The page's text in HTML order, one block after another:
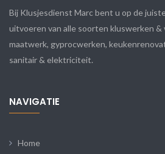
Bij Klusjesdienst Marc bent u op de
uitvoeren van alle soorten kluswerken
maatwerk, gyprocwerken,
sanitair & elektriciteit.
NAVIGATIE
Home